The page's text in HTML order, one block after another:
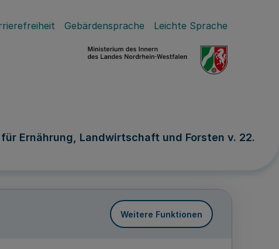
Gebärdensprache Leichte Sprache
Ernährung, Landwirtschaft und Forsten v. 22.
Weitere Funktionen